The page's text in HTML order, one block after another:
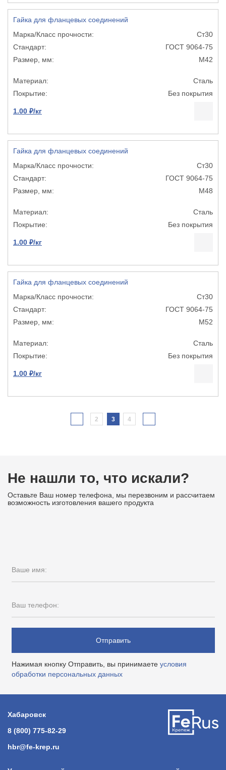
Гайка для фланцевых соединений
Ст30
ГОСТ 9064-75
М42
Сталь
Без покрытия
1.00 ₽/кг
Гайка для фланцевых соединений
Ст30
ГОСТ 9064-75
М48
Сталь
Без покрытия
1.00 ₽/кг
Гайка для фланцевых соединений
Ст30
ГОСТ 9064-75
М52
Сталь
Без покрытия
1.00 ₽/кг
2 3 4
Не нашли то, что искали?
Оставьте Ваш номер телефона, мы перезвоним и рассчитаем
возможность изготовления вашего продукта
Ваше имя:
Ваш телефон:
Отправить
Нажимая кнопку Отправить, вы принимаете условия
обработки персональных данных
Хабаровск
8 (800) 775-82-29
hbr@fe-krep.ru